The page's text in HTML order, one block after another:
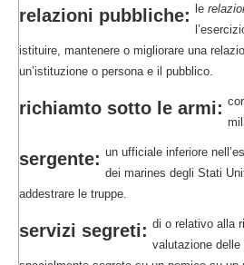
relazioni pubbliche: le
istituire, mantenere o migliorare una
un’istituzione o persona e il pubblico.
richiamto sotto le armi:
sergente: un ufficiale inferiore
dei marines degli Stati
addestrare le truppe.
servizi segreti: di o relativo alla
valutazione delle